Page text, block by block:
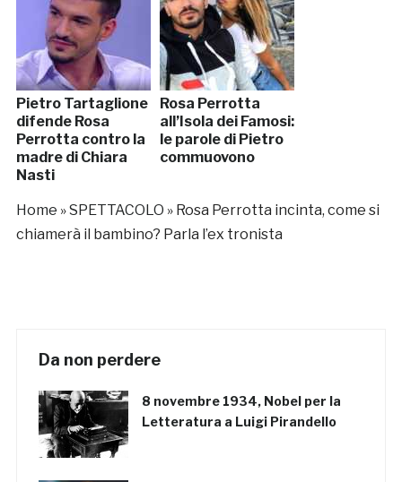
Pietro Tartaglione
difende Rosa
Perrotta contro la
madre di Chiara
Nasti
Rosa Perrotta
all’Isola dei Famosi:
le parole di Pietro
commuovono
Home »SPETTACOLO » Rosa Perrotta incinta, come si
chiamerà il bambino? Parla l’ex tronista
Da non perdere
8 novembre 1934, Nobel per la
Letteratura a Luigi Pirandello